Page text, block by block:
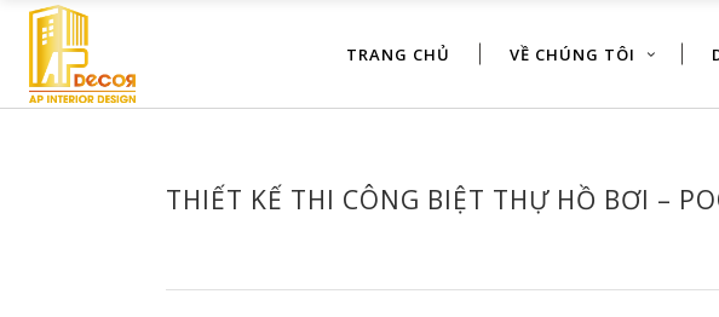
TRANG CHỦ VỀ CHÚNG TÔI
THIẾT KẾ THI CÔNG BIỆT THỰ HỒ BƠI –